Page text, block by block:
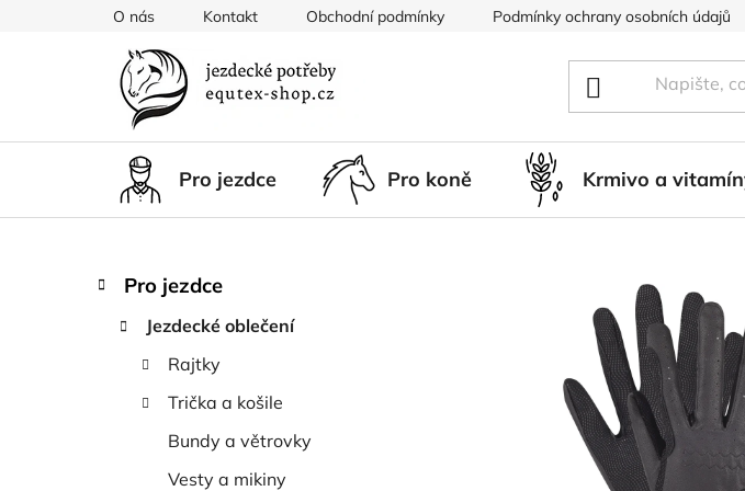
O nás Kontakt Obchodní podmínky Podmínky ochrany osobních údajů
Pro jezdce Pro koně Krmivo a
PPřeskočit
kategorie
K
a
Pro jezdce
Jezdecké oblečení
Rajtky
Trička a košile
Bundy a větrovky
Vesty a mikiny